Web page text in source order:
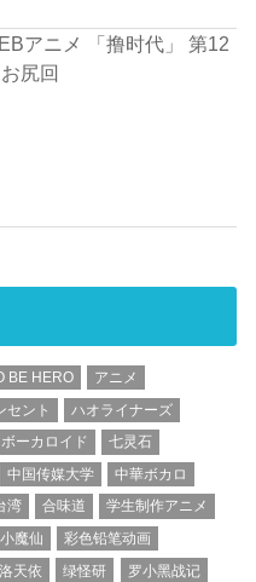
アニメ 「撸时代」 第12
尻回
BE HERO
アニメ
セント
ハオライナーズ
ボーカロイド
七灵石
中国传媒大学
中華ボカロ
湾 合味道
学生制作アニメ
魔仙
彩色铅笔动画
洛天依 绿怪研
罗小黑战记